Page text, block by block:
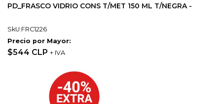
PD_FRASCO VIDRIO CONS T/MET 150 ML T/NEGRA -
SkU:FRC1226
Precio por Mayor:
$544 CLP + IVA